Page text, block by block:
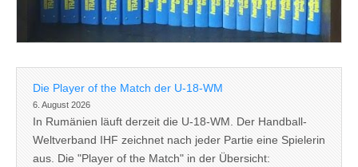
Die Player of the Match der U-18-WM
6. August 2026
In Rumänien läuft derzeit die U-18-WM. Der Handball-
Weltverband IHF zeichnet nach jeder Partie eine Spielerin
aus. Die "Player of the Match" in der Übersicht: